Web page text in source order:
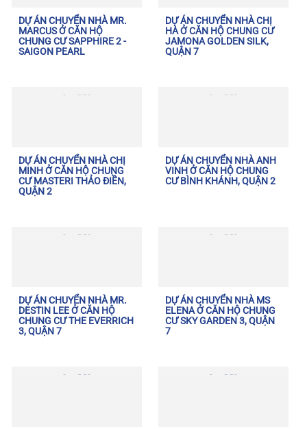
DỰ ÁN CHUYỂN NHÀ MR.
MARCUS Ở CĂN HỘ
CHUNG CƯ SAPPHIRE 2 -
SAIGON PEARL
DỰ ÁN CHUYỂN NHÀ CHỊ
HÀ Ở CĂN HỘ CHUNG CƯ
JAMONA GOLDEN SILK,
QUẬN 7
DỰ ÁN CHUYỂN NHÀ CHỊ
MINH Ở CĂN HỘ CHUNG
CƯ MASTERI THẢO ĐIỀN,
QUẬN 2
DỰ ÁN CHUYỂN NHÀ ANH
VINH Ở CĂN HỘ CHUNG
CƯ BÌNH KHÁNH, QUẬN 2
DỰ ÁN CHUYỂN NHÀ MR.
DESTIN LEE Ở CĂN HỘ
CHUNG CƯ THE EVERRICH
3, QUẬN 7
DỰ ÁN CHUYỂN NHÀ MS
ELENA Ở CĂN HỘ CHUNG
CƯ SKY GARDEN 3, QUẬN
7